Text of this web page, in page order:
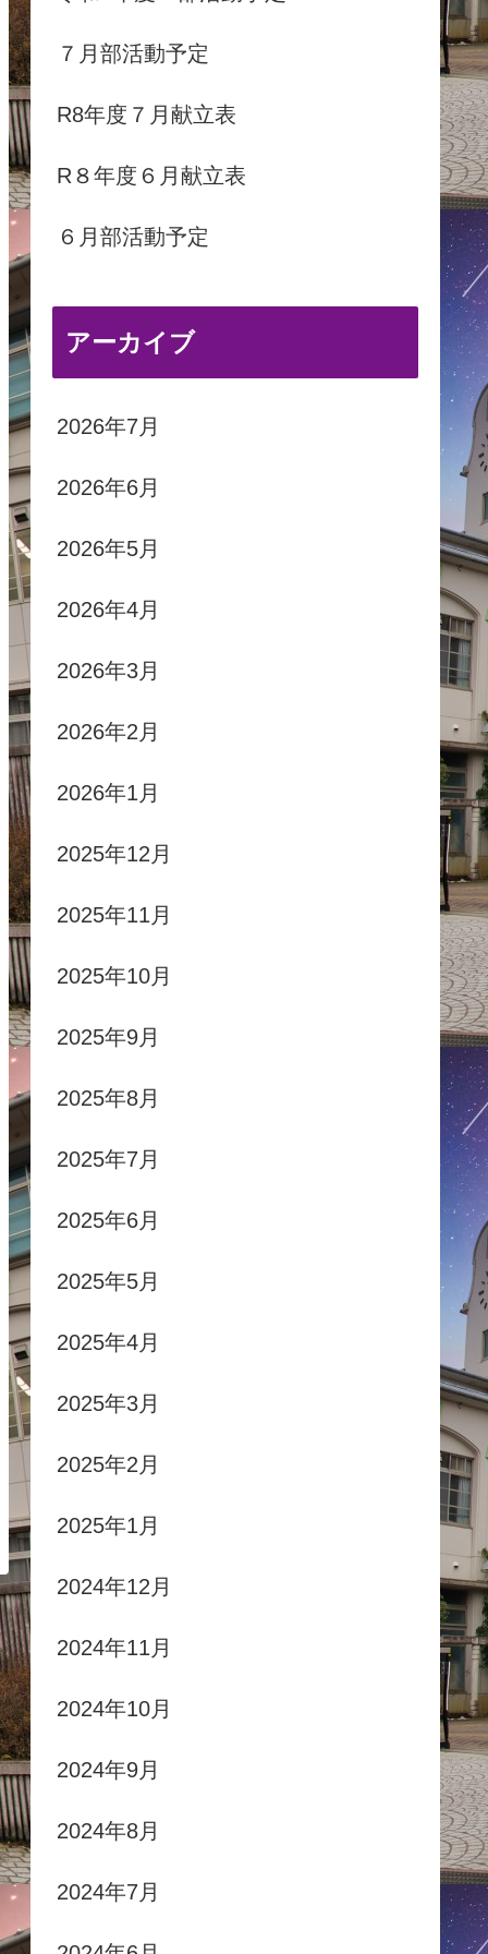
７月部活動予定
R8年度７月献立表
R８年度６月献立表
６月部活動予定
アーカイブ
2026年7月
2026年6月
2026年5月
2026年4月
2026年3月
2026年2月
2026年1月
2025年12月
2025年11月
2025年10月
2025年9月
2025年8月
2025年7月
2025年6月
2025年5月
2025年4月
2025年3月
2025年2月
2025年1月
2024年12月
2024年11月
2024年10月
2024年9月
2024年8月
2024年7月